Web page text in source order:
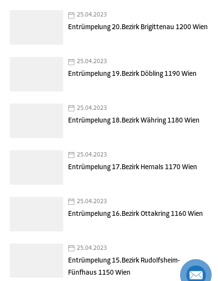
25.04.2023
Entrümpelung 20.Bezirk Brigittenau 1200 Wien
25.04.2023
Entrümpelung 19.Bezirk Döbling 1190 Wien
25.04.2023
Entrümpelung 18.Bezirk Währing 1180 Wien
25.04.2023
Entrümpelung 17.Bezirk Hernals 1170 Wien
25.04.2023
Entrümpelung 16.Bezirk Ottakring 1160 Wien
25.04.2023
Entrümpelung 15.Bezirk Rudolfsheim-
Fünfhaus 1150 Wien